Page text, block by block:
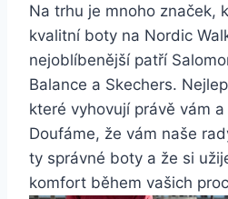
Na ⁢trhu je mnoho značek,
kvalitní boty‌ na Nordic⁣
nejoblíbenější ​patří
Balance a Skechers.
které vyhovují ​právě vám
Doufáme, že vám naše
ty správné boty a že⁣ si
komfort během​ vašich